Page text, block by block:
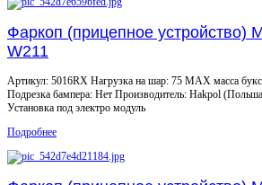
Фаркоп (прицепное устройство)
W211
Артикул: 5016RX Нагрузка на шар: 75 MAX масса
Подрезка бампера: Нет Производитель: Hakpol
Установка под электро модуль
Подробнее